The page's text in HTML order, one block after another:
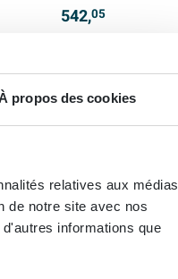
propos des cookies
relatives aux médias
de notre site avec nos
informations que
542,05